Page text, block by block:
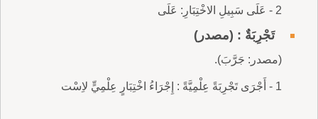
2 - عَلَى سَبِيلِ الاخْتِبَارِ: عَلَى
تَجْرِبَةٌ : (مصدر)
(مصدر: جَرَّبَ).
1 - أَجْرَى تَجْرِبَةً عِلْمِيَّةً : إِجْرَاءُ اخْتِبَارٍ عِلْمِيٍّ لاِسْت